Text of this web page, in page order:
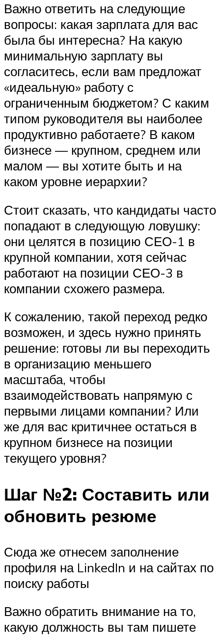
Важно ответить на следующие
вопросы: какая зарплата для вас
была бы интересна? На какую
минимальную зарплату вы
согласитесь, если вам предложат
«идеальную» работу с
ограниченным бюджетом? С каким
типом руководителя вы наиболее
продуктивно работаете? В каком
бизнесе — крупном, среднем или
малом — вы хотите быть и на
каком уровне иерархии?
Стоит сказать, что кандидаты часто
попадают в следующую ловушку:
они целятся в позицию СЕО-1 в
крупной компании, хотя сейчас
работают на позиции СЕО-3 в
компании схожего размера.
К сожалению, такой переход редко
возможен, и здесь нужно принять
решение: готовы ли вы переходить
в организацию меньшего
масштаба, чтобы
взаимодействовать напрямую с
первыми лицами компании? Или
же для вас критичнее остаться в
крупном бизнесе на позиции
текущего уровня?
Шаг №2: Составить или
обновить резюме
Сюда же отнесем заполнение
профиля на LinkedIn и на сайтах по
поиску работы
Важно обратить внимание на то,
какую должность вы там пишете